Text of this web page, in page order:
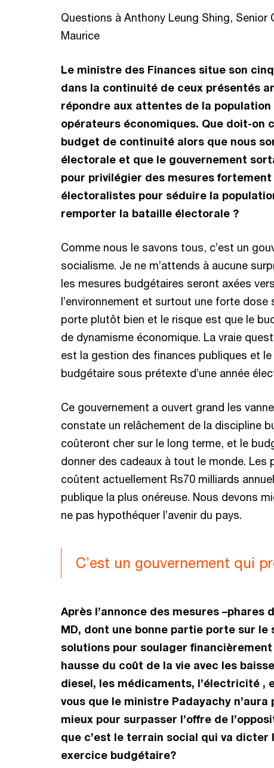
Questions à Anthony Leung Shing, Senior
Maurice
Le ministre des Finances situe son
dans la continuité de ceux présentés
répondre aux attentes de la
opérateurs économiques. Que doit-on
budget de continuité alors que nous
électorale et que le gouvernement
pour privilégier des mesures
électoralistes pour séduire la
remporter la bataille électorale ?
Comme nous le savons tous, c’est un
socialisme. Je ne m’attends à aucune
les mesures budgétaires seront axées
l’environnement et surtout une forte dose
porte plutôt bien et le risque est que le
de dynamisme économique. La vraie
est la gestion des finances publiques et le
budgétaire sous prétexte d’une année
Ce gouvernement a ouvert grand les
constate un relâchement de la discipline
coûteront cher sur le long terme, et le
donner des cadeaux à tout le monde. Les
coûtent actuellement Rs70 milliards
publique la plus onéreuse. Nous devons
ne pas hypothéquer l’avenir du pays.
C’est un gouvernement qui
Après l’annonce des mesures –phares
MD, dont une bonne partie porte sur
solutions pour soulager
hausse du coût de la vie avec les
diesel, les médicaments, l’électricité ,
vous que le ministre Padayachy
mieux pour surpasser l’offre de
que c’est le terrain social qui va dicter
exercice budgétaire?